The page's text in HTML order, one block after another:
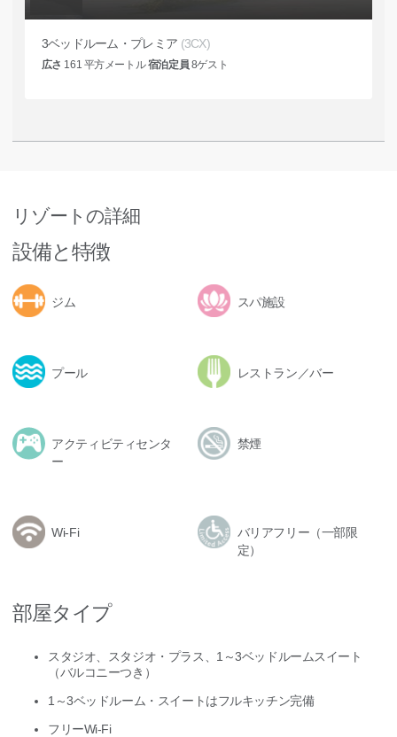
3ベッドルーム・プレミア (3CX)
広さ 161 平方メートル宿泊定員 8ゲスト
リゾートの詳細
設備と特徴
ジム スパ施設
プール レストラン／バー
アクティビティセンタ
ー
禁煙
Wi-Fi
バリアフリー（一部限
定）
部屋タイプ
スタジオ、スタジオ・プラス、1～3ベッドルームスイート
（バルコニーつき）
1～3ベッドルーム・スイートはフルキッチン完備
フリーWi-Fi